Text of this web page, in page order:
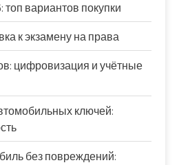
вариантов покупки
к экзамену на права
цифровизация и учётные
ключей:
без повреждений: